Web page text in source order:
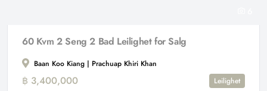
60 Kvm 2 Seng 2 Bad Leilighet for Salg
Baan Koo Kiang | Prachuap Khiri Khan
฿ 3,400,000
Leilighet